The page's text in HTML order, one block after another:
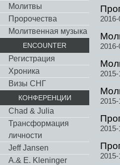
Молитвы
Пророчества
Молитвенная музыка
ENCOUNTER
Регистрация
Хроника
Визы СНГ
КОНФЕРЕНЦИИ
Chad & Julia
Трансформация
личности
Jeff Jansen
A.& E. Kleninger